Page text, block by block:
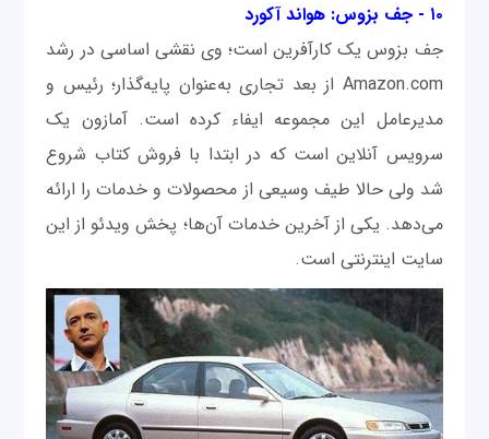
۱۰ - جف بزوس: هواند آکورد
جف بزوس یک کارآفرین است؛ وی نقشی اساسی در رشد
Amazon.com از بعد تجاری به‌عنوان پایه‌گذار؛ رئیس و
مدیرعامل این مجموعه ایفاء کرده است. آمازون یک
سرویس آنلاین است که در ابتدا با فروش کتاب شروع
شد ولی حالا طیف وسیعی از محصولات و خدمات را ارائه
می‌دهد. یکی از آخرین خدمات آن‌ها؛ پخش ویدئو از این
سایت اینترنتی است.